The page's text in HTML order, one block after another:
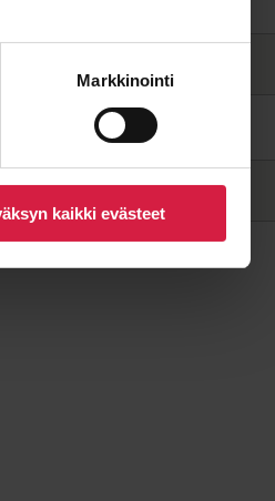
Markkinointi
kaikki evästeet